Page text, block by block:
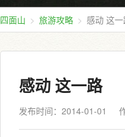
四面山 旅游攻略 感动 这
感动 这一路
发布时间：2014-01-01